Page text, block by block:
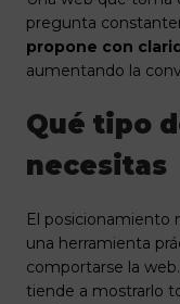
pregunta
propone con
aumentando la
Qué tipo
necesitas
El posicionamiento
una herramienta
comportarse la
tiende a mostrarlo